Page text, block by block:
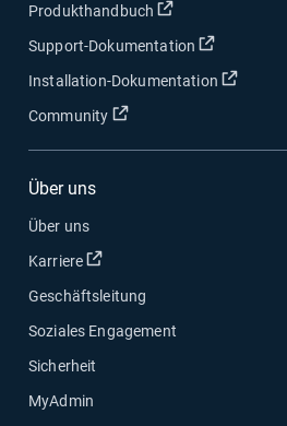
Produkthandbuch In neuem
Support-Dokumentation In neuem
Installation-Dokumentation In
Community In neuem Fenster öffnen
Über uns
Über uns
Karriere
In neuem Fenster öffnen
Geschäftsleitung
Soziales Engagement
Sicherheit
MyAdmin